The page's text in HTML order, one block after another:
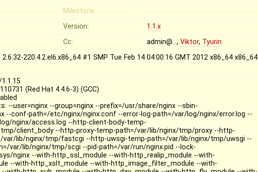
Milestone:
Version:
1.1.x
Cc: admin@…,Viktor, Tyurin
220.4.2.el6.x86_64 #1 SMP Tue Feb 14 04:00:16 GMT 2012 x86_64 x86_64
(Red Hat 4.4.6-3) (GCC)
--user=nginx --group=nginx --prefix=/usr/share/nginx --sbin-
--conf-path=/etc/nginx/nginx.conf --error-log-path=/var/log/nginx/error.log --
nginx/access.log --http-client-body-temp-
client_body --http-proxy-temp-path=/var/lib/nginx/tmp/proxy --http-
var/lib/nginx/tmp/fastcgi --http-uwsgi-temp-path=/var/lib/nginx/tmp/uwsgi --
var/lib/nginx/tmp/scgi --pid-path=/var/run/nginx.pid --lock-
nginx --with-http_ssl_module --with-http_realip_module --with-
--with-http_xslt_module --with-http_image_filter_module --with-